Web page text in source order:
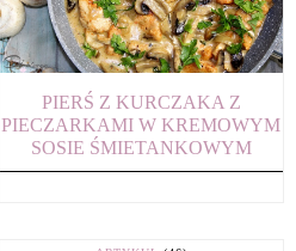
PIERŚ Z KURCZAKA Z
PIECZARKAMI W KREMOWYM
SOSIE ŚMIETANKOWYM